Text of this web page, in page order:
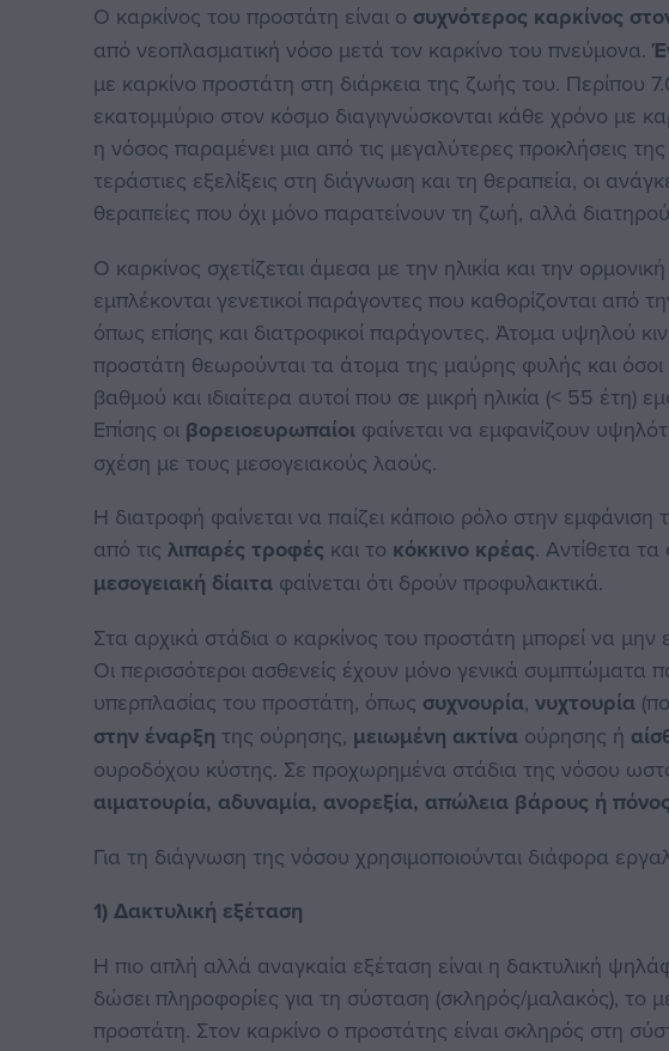
Ο καρκίνος του προστάτη είναι ο συχνότερος καρκίνος
από νεοπλασματική νόσο μετά τον καρκίνο του πνεύμονα.
με καρκίνο προστάτη στη διάρκεια της ζωής του. Περίπου
εκατομμύριο στον κόσμο διαγιγνώσκονται κάθε χρόνο με
η νόσος παραμένει μια από τις μεγαλύτερες προκλήσεις
τεράστιες εξελίξεις στη διάγνωση και τη θεραπεία, οι
θεραπείες που όχι μόνο παρατείνουν τη ζωή, αλλά
Ο καρκίνος σχετίζεται άμεσα με την ηλικία και την
εμπλέκονται γενετικοί παράγοντες που καθορίζονται από
όπως επίσης και διατροφικοί παράγοντες. Άτομα υψηλού
προστάτη θεωρούνται τα άτομα της μαύρης φυλής και
βαθμού και ιδιαίτερα αυτοί που σε μικρή ηλικία (< 55 έτη)
Επίσης οι βορειοευρωπαίοι φαίνεται να εμφανίζουν
σχέση με τους μεσογειακούς λαούς.
Η διατροφή φαίνεται να παίζει κάποιο ρόλο στην εμφάνιση
από τιςλιπαρές τροφές και το κόκκινο κρέας. Αντίθετα
μεσογειακή δίαιτα φαίνεται ότι δρούν προφυλακτικά.
Στα αρχικά στάδια ο καρκίνος του προστάτη μπορεί να μην
Οι περισσότεροι ασθενείς έχουν μόνο γενικά συμπτώματα
υπερπλασίας του προστάτη, όπως συχνουρία,νυχτουρία
στην έναρξητης ούρησης, μειωμένη ακτίνα ούρησης ή
ουροδόχου κύστης. Σε προχωρημένα στάδια της νόσου
αιματουρία, αδυναμία, ανορεξία, απώλεια βάρους ή
Για τη διάγνωση της νόσου χρησιμοποιούνται διάφορα
1) Δακτυλική εξέταση
Η πιο απλή αλλά αναγκαία εξέταση είναι η δακτυλική
δώσει πληροφορίες για τη σύσταση (σκληρός/μαλακός), το
προστάτη. Στον καρκίνο ο προστάτης είναι σκληρός στη